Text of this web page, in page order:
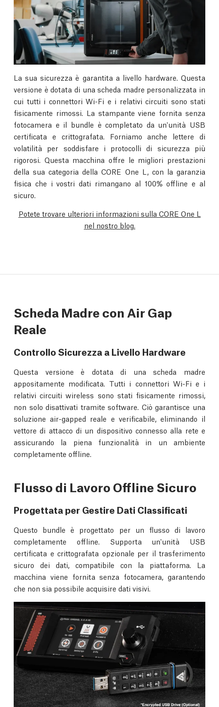
La sua sicurezza è garantita a livello hardware. Questa
versione è dotata di una scheda madre personalizzata in
cui tutti i connettori Wi-Fi e i relativi circuiti sono stati
fisicamente rimossi. La stampante viene fornita senza
fotocamera e il bundle è completato da un'unità USB
certificata e crittografata. Forniamo anche lettere di
volatilità per soddisfare i protocolli di sicurezza più
rigorosi. Questa macchina offre le migliori prestazioni
della sua categoria della CORE One L, con la garanzia
fisica che i vostri dati rimangano al 100% offline e al
sicuro.
Potete trovare ulteriori informazioni sulla CORE One L
nel nostro blog.
Scheda Madre con Air Gap
Reale
Controllo Sicurezza a Livello Hardware
Questa versione è dotata di una scheda madre
appositamente modificata. Tutti i connettori Wi-Fi e i
relativi circuiti wireless sono stati fisicamente rimossi,
non solo disattivati tramite software. Ciò garantisce una
soluzione air-gapped reale e verificabile, eliminando il
vettore di attacco di un dispositivo connesso alla rete e
assicurando la piena funzionalità in un ambiente
completamente offline.
Flusso di Lavoro Offline Sicuro
Progettata per Gestire Dati Classificati
Questo bundle è progettato per un flusso di lavoro
completamente offline. Supporta un'unità USB
certificata e crittografata opzionale per il trasferimento
sicuro dei dati, compatibile con la piattaforma. La
macchina viene fornita senza fotocamera, garantendo
che non sia possibile acquisire dati visivi.